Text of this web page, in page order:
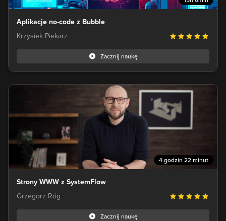
Aplikacje no-code z Bubble
Krzysiek Piekarz
Zacznij naukę
4 godzin 22 minut
Strony WWW z SystemFlow
Grzegorz Róg
Zacznij naukę